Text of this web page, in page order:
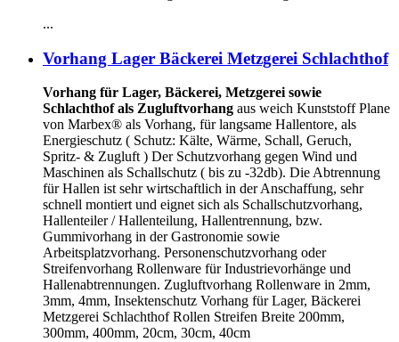
...
Vorhang Lager Bäckerei Metzgerei Schlachthof
Vorhang für Lager, Bäckerei, Metzgerei sowie
Schlachthof als Zugluftvorhang aus weich Kunststoff Plane
von Marbex® als Vorhang, für langsame Hallentore, als
Energieschutz ( Schutz: Kälte, Wärme, Schall, Geruch,
Spritz- & Zugluft ) Der Schutzvorhang gegen Wind und
Maschinen als Schallschutz ( bis zu -32db). Die Abtrennung
für Hallen ist sehr wirtschaftlich in der Anschaffung, sehr
schnell montiert und eignet sich als Schallschutzvorhang,
Hallenteiler /Hallenteilung, Hallentrennung, bzw.
Gummivorhang in der Gastronomie sowie
Arbeitsplatzvorhang. Personenschutzvorhang oder
Streifenvorhang Rollenware für Industrievorhänge und
Hallenabtrennungen. Zugluftvorhang Rollenware in 2mm,
3mm, 4mm, Insektenschutz Vorhang für Lager, Bäckerei
Metzgerei Schlachthof Rollen Streifen Breite 200mm,
300mm, 400mm, 20cm, 30cm, 40cm